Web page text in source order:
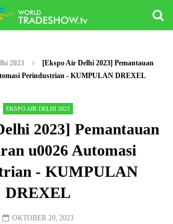
2023
[Ekspo Air Delhi 2023] Pemantauan
Perindustrian - KUMPULAN DREXEL
EKSPO AIR DELHI 2023
2023] Pemantauan
u0026 Automasi
- KUMPULAN
DREXEL
OKTOBER 20, 2023